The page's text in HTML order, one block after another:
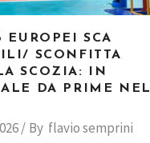
SCA
SCONFITTA
SCOZIA: IN
DA PRIME NEL
By flavio semprini